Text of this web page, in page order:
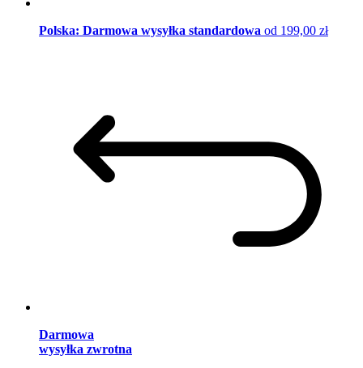
Polska: Darmowa wysyłka standardowa od 199,00 zł
Darmowa
wysyłka zwrotna